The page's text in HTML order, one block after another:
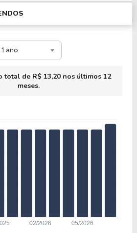
1 ano
total de R$ 13,20 nos últimos 12
meses.